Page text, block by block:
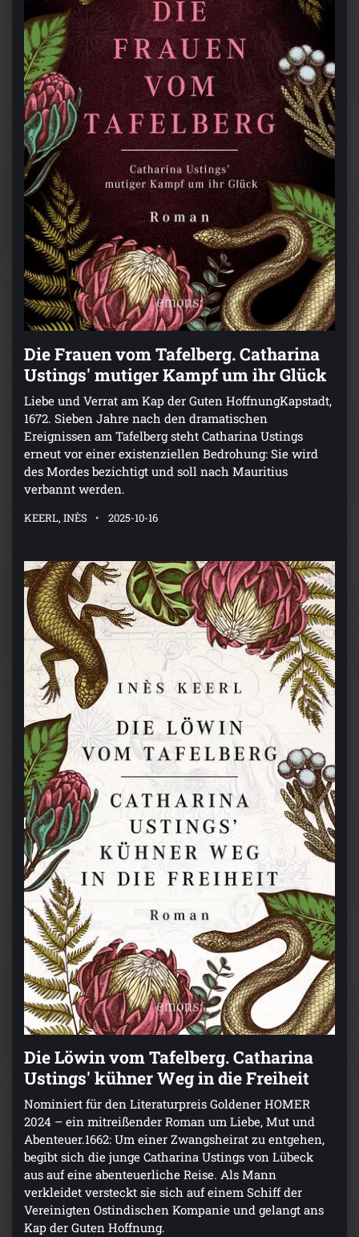
Die Frauen vom Tafelberg. Catharina
Ustings' mutiger Kampf um ihr Glück
Liebe und Verrat am Kap der Guten HoffnungKapstadt,
1672. Sieben Jahre nach den dramatischen
Ereignissen am Tafelberg steht Catharina Ustings
erneut vor einer existenziellen Bedrohung: Sie wird
des Mordes bezichtigt und soll nach Mauritius
verbannt werden.
KEERL, INÈS 2025-10-16
Die Löwin vom Tafelberg. Catharina
Ustings' kühner Weg in die Freiheit
Nominiert für den Literaturpreis Goldener HOMER
2024 – ein mitreißender Roman um Liebe, Mut und
Abenteuer.1662: Um einer Zwangsheirat zu entgehen,
begibt sich die junge Catharina Ustings von Lübeck
aus auf eine abenteuerliche Reise. Als Mann
verkleidet versteckt sie sich auf einem Schiff der
Vereinigten Ostindischen Kompanie und gelangt ans
Kap der Guten Hoffnung.